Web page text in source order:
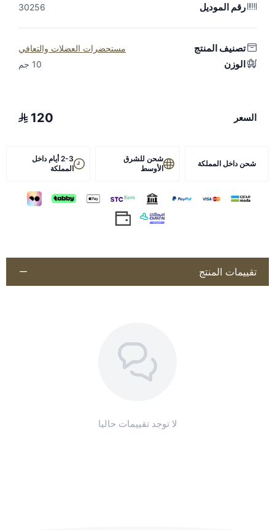
طريقة الاستخدام: حقن عضلي حسب توجيهات الطبيب البيطري
الجرعة:
الخيول: 2.5 إلى 5 مل
الإبل: 2 إلى 3 مل
يخفف الألم والتشنجات العضلية بسرعة
الأوتار، والشد العضلي
والقطط
للمزيد من المنتجات :
رقم الموديل 30256
تصنيف المنتج مستحضرات العضلات والتعافي
الوزن 10 جم
السعر 120
شحن داخل المملكة
شحن للشرق
الأوسط
2-3 أيام داخل
المملكة
تقييمات المنتج
لا توجد تقييمات حاليا